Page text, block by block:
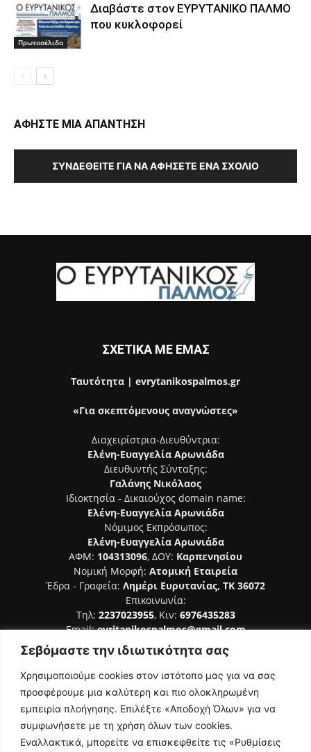
Σεβόμαστε την ιδιωτικότητα σας
Χρησιμοποιούμε cookies στον ιστότοπο μας για να σας
προσφέρουμε μια καλύτερη και πιο ολοκληρωμένη
εμπειρία πλοήγησης. Επιλέξτε «Αποδοχή Όλων» για να
συμφωνήσετε με τη χρήση όλων των cookies.
Εναλλακτικά, μπορείτε να επισκεφθείτε τις «Ρυθμίσεις
Πρωτοσέλιδα
Διαβάστε στον ΕΥΡΥΤΑΝΙΚΟ ΠΑΛΜΟ
που κυκλοφορεί
ΑΦΗΣΤΕ ΜΙΑ ΑΠΑΝΤΗΣΗ
ΣΥΝΔΕΘΕΊΤΕ ΓΙΑ ΝΑ ΑΦΉΣΕΤΕ ΈΝΑ ΣΧΌΛΙΟ
ΣΧΕΤΙΚΑ ΜΕ ΕΜΑΣ
Ταυτότητα | evrytanikospalmos.gr
«Για σκεπτόμενους αναγνώστες»
Διαχειρίστρια-Διευθύντρια:
Ελένη-Ευαγγελία Αρωνιάδα
Διευθυντής Σύνταξης:
Γαλάνης Νικόλαος
Ιδιοκτησία - Δικαιούχος domain name:
Ελένη-Ευαγγελία Αρωνιάδα
Νόμιμος Εκπρόσωπος:
Ελένη-Ευαγγελία Αρωνιάδα
ΑΦΜ: 104313096, ΔΟΥ: Καρπενησίου
Νομική Μορφή: Ατομική Εταιρεία
Έδρα - Γραφεία: Λημέρι Ευρυτανίας, ΤΚ 36072
Επικοινωνία:
Τηλ: 2237023955, Κιν: 6976435283
Email:evritanikospalmos@gmail.com
Αριθμός Πιστοποίησης Μ.Η.Τ. 242044
ΑΚΟΛΟΥΘΗΣΕ ΜΑΣ